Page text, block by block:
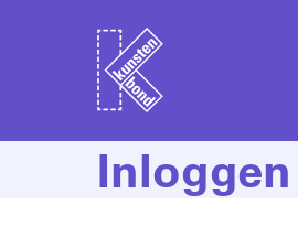
Inloggen